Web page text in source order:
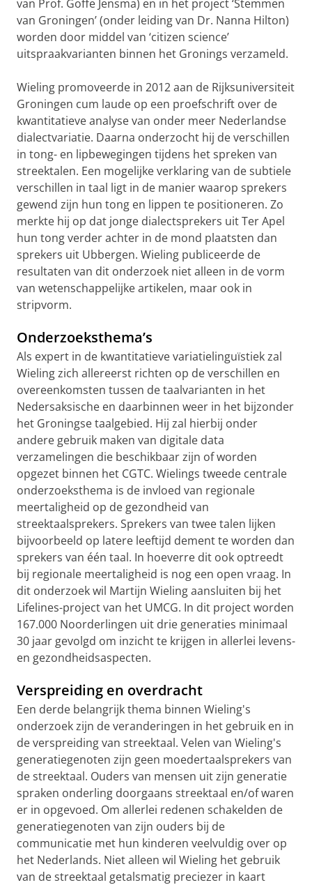
van Prof. Goffe Jensma) en in het project ‘Stemmen
van Groningen’ (onder leiding van Dr. Nanna Hilton)
worden door middel van ‘citizen science’
uitspraakvarianten binnen het Gronings verzameld.
Wieling promoveerde in 2012 aan de Rijksuniversiteit
Groningen cum laude op een proefschrift over de
kwantitatieve analyse van onder meer Nederlandse
dialectvariatie. Daarna onderzocht hij de verschillen
in tong- en lipbewegingen tijdens het spreken van
streektalen. Een mogelijke verklaring van de subtiele
verschillen in taal ligt in de manier waarop sprekers
gewend zijn hun tong en lippen te positioneren. Zo
merkte hij op dat jonge dialectsprekers uit Ter Apel
hun tong verder achter in de mond plaatsten dan
sprekers uit Ubbergen. Wieling publiceerde de
resultaten van dit onderzoek niet alleen in de vorm
van wetenschappelijke artikelen, maar ook in
stripvorm.
Onderzoeksthema’s
Als expert in de kwantitatieve variatielinguïstiek zal
Wieling zich allereerst richten op de verschillen en
overeenkomsten tussen de taalvarianten in het
Nedersaksische en daarbinnen weer in het bijzonder
het Groningse taalgebied. Hij zal hierbij onder
andere gebruik maken van digitale data
verzamelingen die beschikbaar zijn of worden
opgezet binnen het CGTC. Wielings tweede centrale
onderzoeksthema is de invloed van regionale
meertaligheid op de gezondheid van
streektaalsprekers. Sprekers van twee talen lijken
bijvoorbeeld op latere leeftijd dement te worden dan
sprekers van één taal. In hoeverre dit ook optreedt
bij regionale meertaligheid is nog een open vraag. In
dit onderzoek wil Martijn Wieling aansluiten bij het
Lifelines-project van het UMCG. In dit project worden
167.000 Noorderlingen uit drie generaties minimaal
30 jaar gevolgd om inzicht te krijgen in allerlei levens-
en gezondheidsaspecten.
Verspreiding en overdracht
Een derde belangrijk thema binnen Wieling's
onderzoek zijn de veranderingen in het gebruik en in
de verspreiding van streektaal. Velen van Wieling's
generatiegenoten zijn geen moedertaalsprekers van
de streektaal. Ouders van mensen uit zijn generatie
spraken onderling doorgaans streektaal en/of waren
er in opgevoed. Om allerlei redenen schakelden de
generatiegenoten van zijn ouders bij de
communicatie met hun kinderen veelvuldig over op
het Nederlands. Niet alleen wil Wieling het gebruik
van de streektaal getalsmatig preciezer in kaart